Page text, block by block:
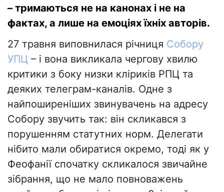
– тримаються не на канонах і не на
фактах, а лише на емоціях їхніх авторів.
27 травня виповнилася річниця Собору
УПЦ – і вона викликала чергову хвилю
критики з боку низки кліриків РПЦ та
деяких телеграм-каналів. Одне з
найпоширеніших звинувачень на адресу
Собору звучить так: він скликався з
порушенням статутних норм. Делегати
нібито мали обиратися окремо, тоді як у
Феофанії спочатку скликалося звичайне
зібрання, що не мало повноважень